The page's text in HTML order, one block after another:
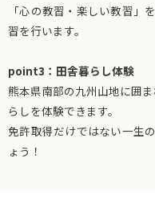
「心の教習・楽しい教習」
習を行います。
point3：田舎暮らし体験
熊本県南部の九州山地に囲
らしを体験できます。
免許取得だけではない一生
ょう！